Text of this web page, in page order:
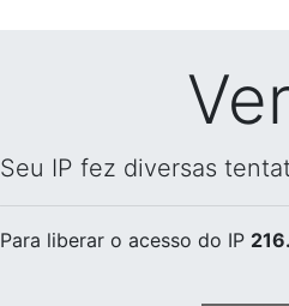
Seu IP fez diversas
Para liberar o acesso do IP